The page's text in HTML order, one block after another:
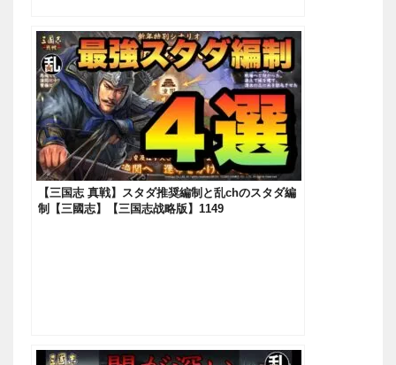
【三国志 真戦】スタダ推奨編制と乱chのスタダ編
制【三國志】【三国志战略版】1149